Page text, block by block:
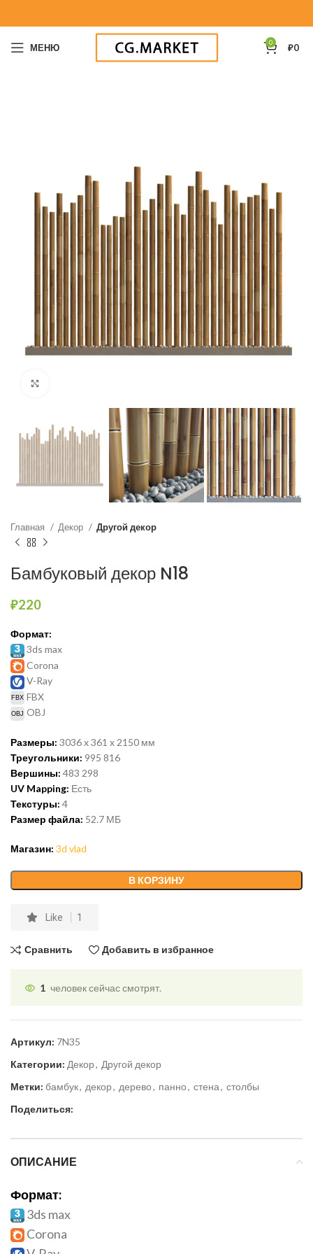
МЕНЮ 0 ₽0
Главная Декор Другой декор
Бамбуковый декор N18
₽220
Формат:
3ds max
Corona
V-Ray
FBX
OBJ
Размеры: 3036 x 361 x 2150 мм
Треугольники: 995 816
Вершины: 483 298
UV Mapping: Есть
Текстуры: 4
Размер файла: 52.7 МБ
Магазин: 3d vlad
В КОРЗИНУ
Like 1
Сравнить Добавить в избранное
1 человек сейчас смотрят.
Артикул: 7N35
Категории: Декор, Другой декор
Метки: бамбук, декор, дерево, панно, стена, столбы
Поделиться:
ОПИСАНИЕ
Формат:
3ds max
Corona